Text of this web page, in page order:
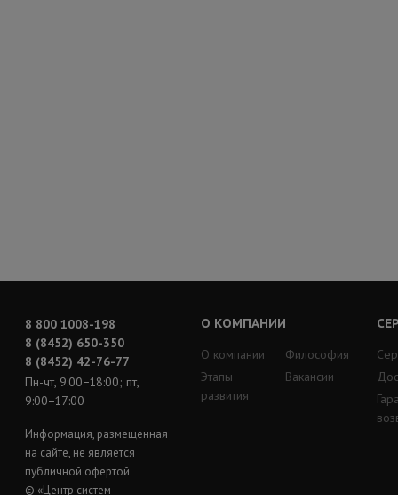
8 800 1008-198
8 (8452) 650-350
8 (8452) 42-76-77
Пн-чт, 9:00−18:00; пт,
9:00−17:00
Информация, размещенная
на сайте, не является
публичной офертой
© «Центр систем
О КОМПАНИИ
О компании
Этапы
развития
Философия
Вакансии